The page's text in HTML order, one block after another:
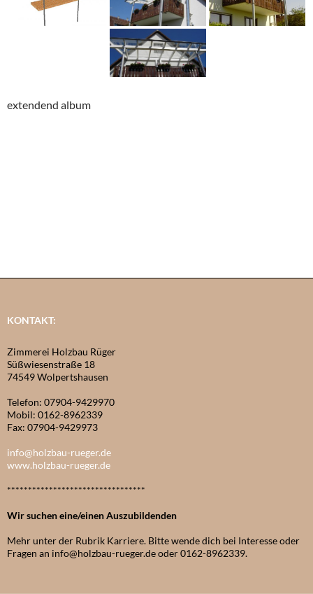
extendend album
KONTAKT:
Zimmerei Holzbau Rüger
Süßwiesenstraße 18
74549 Wolpertshausen
Telefon: 07904-9429970
Mobil: 0162-8962339
Fax: 07904-9429973
info@holzbau-rueger.de
www.holzbau-rueger.de
*********************************
Wir suchen eine/einen Auszubildenden
Mehr unter der Rubrik Karriere. Bitte wende dich bei Interesse oder
Fragen an info@holzbau-rueger.de oder 0162-8962339.